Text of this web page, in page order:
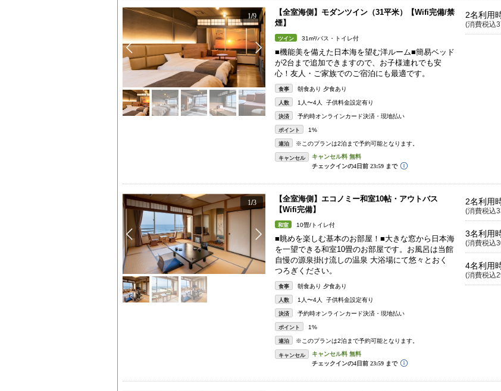
1/9
【全室海側】モダンツイン（31平米）【Wifi完備/禁
煙】
ツイン 31m²/バス・トイレ付
■機能美を備えた日本海を望む洋ルーム■簡易ベッド
が2台まで追加できますので、お子様連れでも安
心！友人・ご家族でのご宿泊にも最適です。
食事 朝食あり 夕食あり
人数 1人〜4人 子供料金設定有り
決済 予約時オンラインカード決済・現地払い
ポイント 1%
連泊 ※このプランは2泊まで予約可能となります。
キャンセル
2名利用
(消費税込
1/3
【全室海側】エコノミー和室10帖・アウトバス
【Wifi完備】
和室 10畳/トイレ付
■眺めを楽しむ基本のお部屋！■大きな窓から日本海
を一望できる和室10畳のお部屋です。お風呂は当館
自慢の源泉掛け流しの温泉 大浴場にて悠々とおく
つろぎください。
食事 朝食あり 夕食あり
人数 1人〜4人 子供料金設定有り
決済 予約時オンラインカード決済・現地払い
ポイント 1%
連泊 ※このプランは2泊まで予約可能となります。
キャンセル
2名利用
(消費税込
3名利用
(消費税込
4名利用
(消費税込